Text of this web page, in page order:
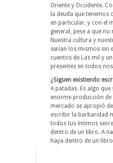
Oriente y Occidente.
la deuda que
en particular, y con el
general, pese a que
Nuestra cultura y
serían los mismos sin
cuentos de Las mil y
presentes en todos
¿Siguen existiendo
A patadas. Es algo
enorme producción de
mercado se apropió
escribir la barbaridad
todos tus íntimos
dentro de un libro. A
haya dentro de un